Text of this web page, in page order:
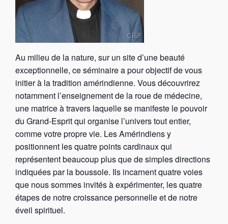
Au milieu de la nature, sur un site d’une beauté
exceptionnelle, ce séminaire a pour objectif de vous
initier à la tradition amérindienne. Vous découvrirez
notamment l’enseignement de la roue de médecine,
une matrice à travers laquelle se manifeste le pouvoir
du Grand-Esprit qui organise l’univers tout entier,
comme votre propre vie. Les Amérindiens y
positionnent les quatre points cardinaux qui
représentent beaucoup plus que de simples directions
indiquées par la boussole. Ils incarnent quatre voies
que nous sommes invités à expérimenter, les quatre
étapes de notre croissance personnelle et de notre
éveil spirituel.